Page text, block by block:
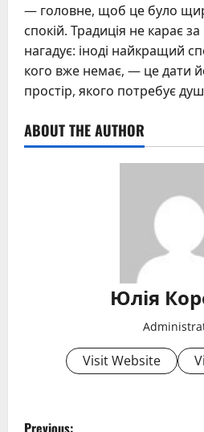
— головне, щоб це було
спокій. Традиція не карає
нагадує: іноді найкращий
кого вже немає, — це дати
простір, якого потребує
ABOUT THE AUTHOR
Юлія
Visit Website
P
Previous: